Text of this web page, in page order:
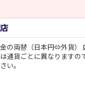
の両替（日本円⇔外貨）
通貨ごとに異なりますの
い。